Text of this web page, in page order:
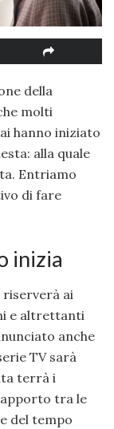
della
molti
hanno iniziato
alla quale
Entriamo
di fare
inizia
riserverà ai
e altrettanti
anche
TV sarà
terrà i
tra le
del tempo